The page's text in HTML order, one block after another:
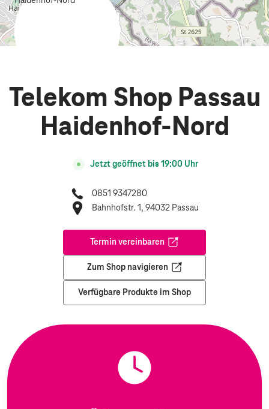
Telekom Shop Passau
Haidenhof-Nord
Jetzt geöffnet bis 19:00 Uhr
0851 9347280
Bahnhofstr. 1, 94032 Passau
Termin vereinbaren
Öffnet in einem neuen Tab
Zum Shop navigieren
Öffnet in einem neuen Tab
Verfügbare Produkte im Shop